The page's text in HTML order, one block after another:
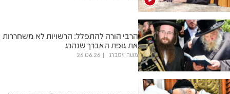
הרבי הורה להתפלל: הרשויות לא משחררות
את גופת האברך שנהרג
משה ויסברג 26.06.26